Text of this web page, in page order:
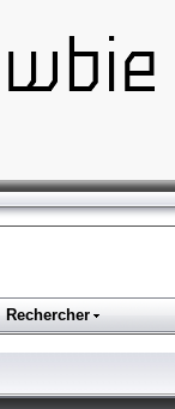
Rechercher